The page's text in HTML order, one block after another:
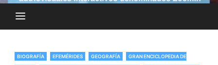
BIOGRAFÍA EFEMÉRIDES GEOGRAFÍA GRAN ENCICLOPEDIA DE